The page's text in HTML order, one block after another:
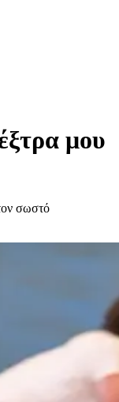
μου
σωστό